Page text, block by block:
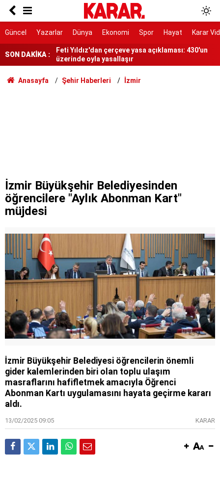
Güncel Yazarlar Dünya Ekonomi Spor Hayat Karar
SON DAKİKA :
Tatile giden büyülenip dönüyor!
üzerinde oyla yasallaşır
Nilda'nın hayatını kaybettiği saldırı kamerada
Öğle saatlerinde çalışmak yasaklandı
Anasayfa Şehir Haberleri İzmir
İzmir Büyükşehir Belediyesinden
öğrencilere "Aylık Abonman Kart"
müjdesi
İzmir Büyükşehir Belediyesi öğrencilerin önemli
gider kalemlerinden biri olan toplu ulaşım
masraflarını hafifletmek amacıyla Öğrenci
Abonman Kartı uygulamasını hayata geçirme kararı
aldı.
13/02/2025 09:05 KARAR